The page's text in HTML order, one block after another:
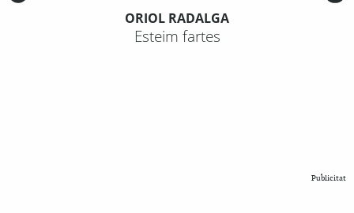
ORIOL RADALGA
Esteim fartes
Publicitat